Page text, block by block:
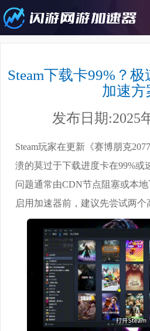
卡99%？极速修复+永久免费加速方
Steam下载卡99%？
加速方
发布日期:2025
Steam玩家在更新《赛博朋克
溃的莫过于下载进度卡在99%或
问题通常由CDN节点阻塞或本
启用加速器前，建议先尝试两个